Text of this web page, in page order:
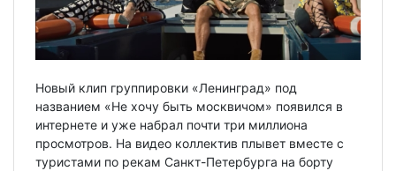
Новый клип группировки «Ленинград» под
названием «Не хочу быть москвичом» появился в
интернете и уже набрал почти три миллиона
просмотров. На видео коллектив плывет вместе с
туристами по рекам Санкт-Петербурга на борту